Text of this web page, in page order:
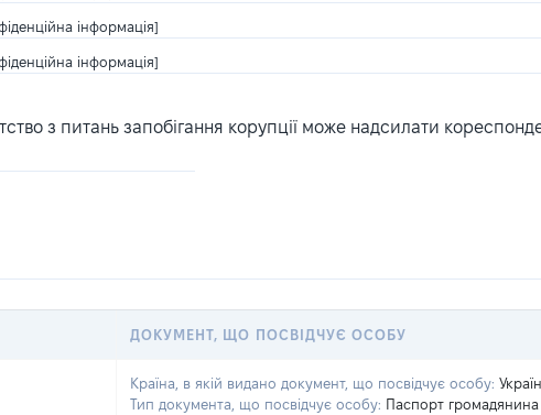
інформація]
інформація]
з питань запобігання корупції може надсилати
ДОКУМЕНТ, ЩО ПОСВІДЧУЄ ОСОБУ
Країна, в якій видано документ, що посвідчує особу:
Тип документа, що посвідчує особу: Паспорт громадянина